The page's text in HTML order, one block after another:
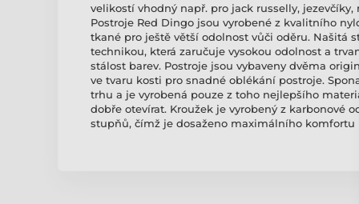
velikostí vhodný např. pro jack russelly,
Postroje Red Dingo jsou vyrobené z kvalitního
tkané pro ještě větší odolnost vůči oděru. Našitá
technikou, která zaručuje vysokou odolnost a
stálost barev. Postroje jsou vybaveny dvěma
ve tvaru kosti pro snadné oblékání postroje.
trhu a je vyrobená pouze z toho nejlepšího
dobře otevírat. Kroužek je vyrobený z karbonové
stupňů, čímž je dosaženo maximálního komfortu